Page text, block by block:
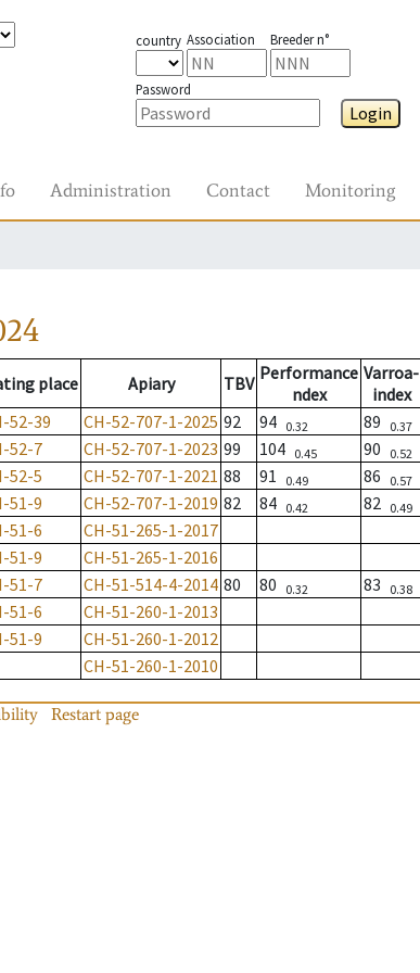
country Association Breeder n°
Password
Login
Administration Contact Monitoring
place Apiary TBV Performance
ndex
Varroa-
index
52-39 CH-52-707-1-2025 92 94 0.32 89 0.37
52-7 CH-52-707-1-2023 99 104 0.45 90 0.52
52-5 CH-52-707-1-2021 88 91 0.49 86 0.57
51-9 CH-52-707-1-2019 82 84 0.42 82 0.49
51-6
CH-51-265-1-2017
51-9
CH-51-265-1-2016
51-7 CH-51-514-4-2014 80 80 0.32 83 0.38
51-6
CH-51-260-1-2013
51-9
CH-51-260-1-2012
CH-51-260-1-2010
Restart page